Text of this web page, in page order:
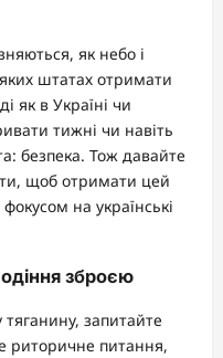
як небо і
штатах отримати
як в Україні чи
тижні чи навіть
безпека. Тож давайте
щоб отримати цей
на українські
зброєю
запитайте
риторичне питання,